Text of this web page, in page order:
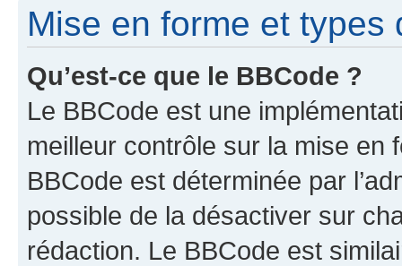
Mise en forme et types
Qu’est-ce que le BBCode ?
Le BBCode est une
meilleur contrôle sur la mise en
BBCode est déterminée par
possible de la désactiver sur
rédaction. Le BBCode est